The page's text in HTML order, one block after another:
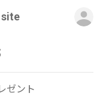
ゼント